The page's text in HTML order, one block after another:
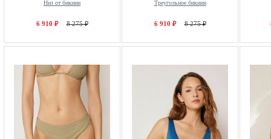
Низ от бикини
6 910 ₽ 8 275 ₽
Треугольное бикини
6 910 ₽ 8 275 ₽